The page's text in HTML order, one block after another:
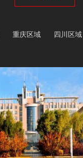
重庆区域 四川区域